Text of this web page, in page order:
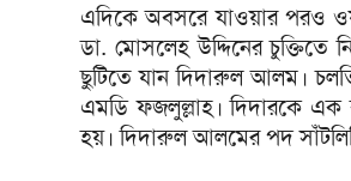
এদিকে অবসরে যাওয়ার পরও
ডা. মোসলেহ উদ্দিনের চুক্তিতে
ছুটিতে যান দিদারুল আলম।
এমডি ফজলুল্লাহ। দিদারকে এক
হয়। দিদারুল আলমের পদ